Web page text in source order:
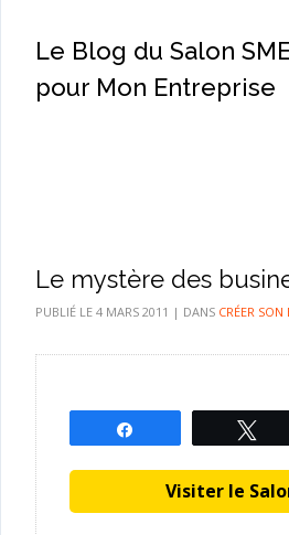
Le Blog du Salon
pour Mon Entreprise
Le mystère des
PUBLIÉ LE 4 MARS 2011 | DANS CRÉER SON
Visiter le